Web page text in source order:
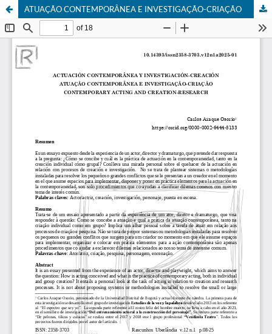
ATUAÇÃO CONTEMPORÂNEA E INVESTIGAÇÃO-CRIAÇÃO